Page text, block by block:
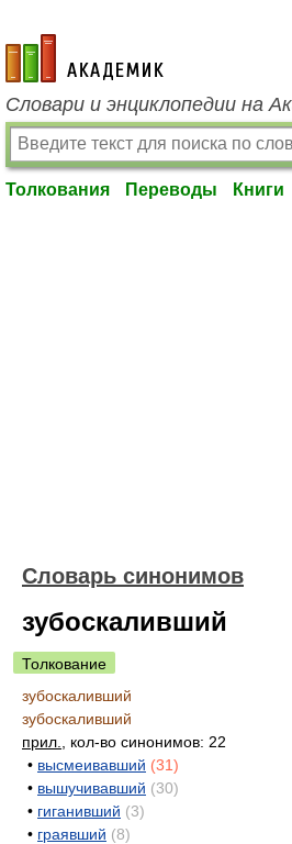
academic.ru
Словари и энциклопедии на
Толкования Переводы Книги
Словарь синонимов
зубоскаливший
Толкование
зубоскаливший
зубоскаливший
прил.
, кол-во синонимов: 22
• высмеивавший (31)
• вышучивавший (30)
• гиганивший (3)
• граявший (8)